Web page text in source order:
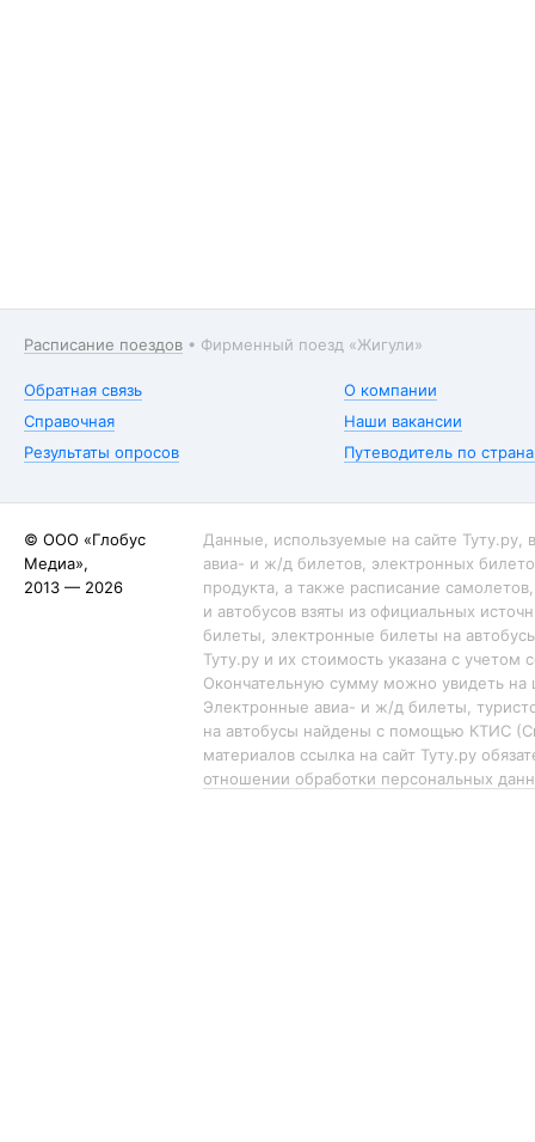
Расписание поездов • Фирменный поезд «Жигули»
Обратная связь
Справочная
Результаты опросов
О компании
Наши вакансии
Путеводитель по
© ООО «Глобус
Медиа»,
2013 — 2026
Данные, используемые на сайте Туту.ру,
авиа- и ж/д билетов, электронных
продукта, а также расписание
и автобусов взяты из официальных
билеты, электронные билеты на
Туту.ру и их стоимость указана с учетом
Окончательную сумму можно увидеть на
Электронные авиа- и ж/д билеты,
на автобусы найдены с помощью КТИС
материалов ссылка на сайт Туту.ру
отношении обработки персональных